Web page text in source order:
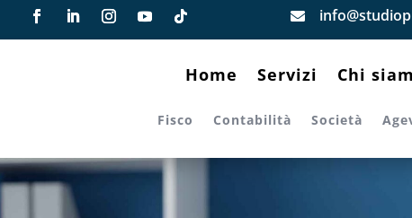

Home Servizi Chi
Fisco Contabilità Società